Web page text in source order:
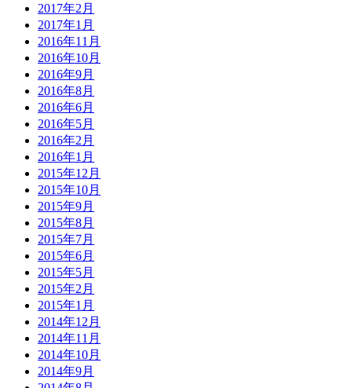
2017年2月
2017年1月
2016年11月
2016年10月
2016年9月
2016年8月
2016年6月
2016年5月
2016年2月
2016年1月
2015年12月
2015年10月
2015年9月
2015年8月
2015年7月
2015年6月
2015年5月
2015年2月
2015年1月
2014年12月
2014年11月
2014年10月
2014年9月